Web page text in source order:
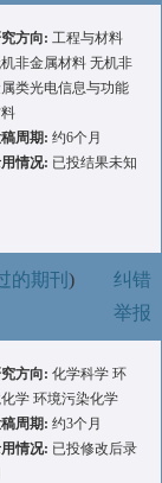
方向: 工程与材料
非金属材料 无机非
类光电信息与功能
周期: 约6个月
情况: 已投结果未知
的期刊 )
纠错
举报
方向: 化学科学 环
学 环境污染化学
周期: 约3个月
情况: 已投修改后录